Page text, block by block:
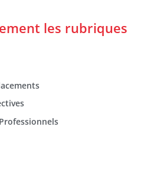
les rubriques